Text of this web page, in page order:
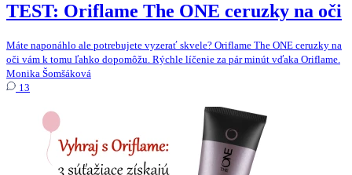
TEST: Oriflame The ONE ceruzky na oči
Máte naponáhlo ale potrebujete vyzerať skvele? Oriflame The ONE ceruzky na
oči vám k tomu ľahko dopomôžu. Rýchle líčenie za pár minút vďaka Oriflame.
Monika Šomšáková
13